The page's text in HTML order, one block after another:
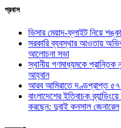
প্রবাস
ভিসার মেয়াদ-ফ্লাইট নিয়ে
সরকারি ব্যবস্থার আওতায়
আলোচনা সভা
স্থানীয় গণমাধ্যমকে প্রান্তিক
আহ্বান
আরব আমিরাতে দণ্ডপ্রাপ্ত ৫৭
বাংলাদেশের ইতিবাচক
করছেন: দুবাই কনসাল জেনারেল